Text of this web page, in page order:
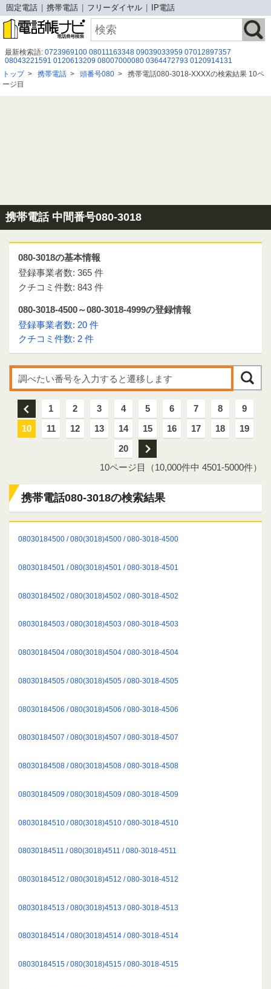
固定電話 携帯電話 フリーダイヤル IP電話
最新検索語: 0723969100 08011163348 09039033959 07012897357
08043221591 0120613209 08007000080 0364472793 0120914131
08005009089 050-5050-7789 0848676204 0120926483
08041115017
07014961584 08001707791 09045073310 080 2930 9461 080-8005-3265
0963554571
トップ> 携帯電話 > 頭番号080 > 携帯電話080-3018-XXXXの検索結果 10ペ
ージ目
携帯電話 中間番号080-3018
080-3018の基本情報
登録事業者数: 365 件
クチコミ件数: 843 件
080-3018-4500～080-3018-4999の登録情報
登録事業者数: 20 件
クチコミ件数: 2 件
前 1 2 3 4 5 6 7 8
9
10
11 12 13 14 15 16 17 18
19
20
次
10ページ目（10,000件中 4501-5000件）
携帯電話080-3018の検索結果
08030184500 / 080(3018)4500 / 080-3018-4500
08030184501 / 080(3018)4501 / 080-3018-4501
08030184502 / 080(3018)4502 / 080-3018-4502
08030184503 / 080(3018)4503 / 080-3018-4503
08030184504 / 080(3018)4504 / 080-3018-4504
08030184505 / 080(3018)4505 / 080-3018-4505
08030184506 / 080(3018)4506 / 080-3018-4506
08030184507 / 080(3018)4507 / 080-3018-4507
08030184508 / 080(3018)4508 / 080-3018-4508
08030184509 / 080(3018)4509 / 080-3018-4509
08030184510 / 080(3018)4510 / 080-3018-4510
08030184511 / 080(3018)4511 / 080-3018-4511
08030184512 / 080(3018)4512 / 080-3018-4512
08030184513 / 080(3018)4513 / 080-3018-4513
08030184514 / 080(3018)4514 / 080-3018-4514
08030184515 / 080(3018)4515 / 080-3018-4515